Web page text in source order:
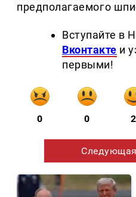
предполагаемого
Вступайте в
Вконтакте и
первыми!
0 0 2
Следующая